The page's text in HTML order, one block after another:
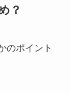
？
のポイント